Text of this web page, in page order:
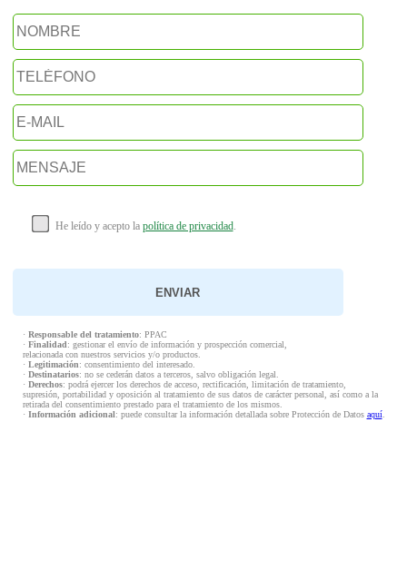
He leído y acepto la política de privacidad.
· Responsable del tratamiento: PPAC
· Finalidad: gestionar el envío de información y prospección comercial,
relacionada con nuestros servicios y/o productos.
· Legitimación: consentimiento del interesado.
· Destinatarios: no se cederán datos a terceros, salvo obligación legal.
· Derechos: podrá ejercer los derechos de acceso, rectificación, limitación de tratamiento,
supresión, portabilidad y oposición al tratamiento de sus datos de carácter personal, así como a la
retirada del consentimiento prestado para el tratamiento de los mismos.
· Información adicional: puede consultar la información detallada sobre Protección de Datos aquí.